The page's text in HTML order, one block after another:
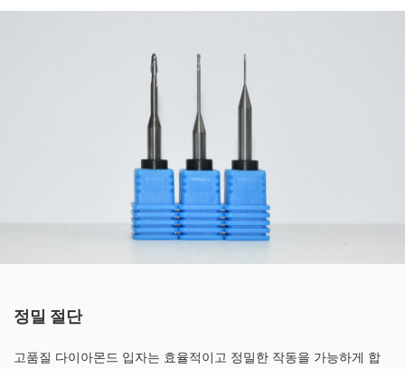
정밀 절단
고품질 다이아몬드 입자는 효율적이고 정밀한 작동을 가능하게 합